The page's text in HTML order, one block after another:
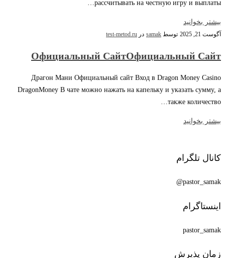
рассчитывать на честную игру и выплаты…
بیشتر بخوانید
آگوست 21, 2025 توسط samak در test-metod.ru
Официальный СайтОфициальный Сайт
Драгон Мани Официальный сайт Вход в Dragon Money Casino
DragonMoney В чате можно нажать на капельку и указать сумму, а
также количество…
بیشتر بخوانید
کانال تلگرام
pastor_samak@
اینستاگرام
pastor_samak
زمان پذیرش